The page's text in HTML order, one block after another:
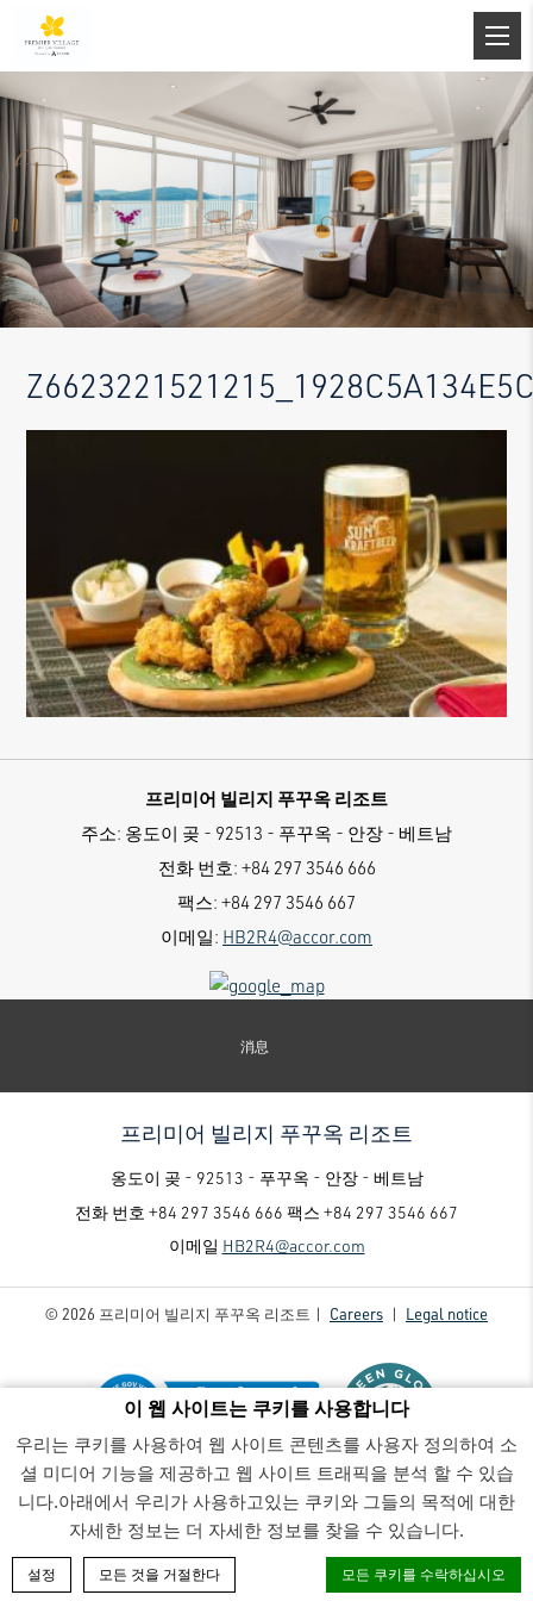
이 웹 사이트는 쿠키를 사용합니다
우리는 쿠키를 사용하여 웹 사이트 콘텐츠를 사용자 정의하여 소
셜 미디어 기능을 제공하고 웹 사이트 트래픽을 분석 할 수 있습
니다.아래에서 우리가 사용하고있는 쿠키와 그들의 목적에 대한
자세한 정보는 더 자세한 정보를 찾을 수 있습니다.
설정 모든 것을 거절한다 모든 쿠키를 수락하십시오
프리미어 빌리지 푸꾸옥 리조트
주소: 옹도이 곶 - 92513 - 푸꾸옥 - 안장 - 베트남
전화 번호: +84 297 3546 666
팩스: +84 297 3546 667
이메일: HB2R4@accor.com
消息
프리미어 빌리지 푸꾸옥 리조트
옹도이 곶 - 92513 - 푸꾸옥 - 안장 - 베트남
전화 번호 +84 297 3546 666 팩스 +84 297 3546 667
이메일 HB2R4@accor.com
© 2026 프리미어 빌리지 푸꾸옥 리조트 | Careers | Legal notice
프리미어 빌리지 푸꾸옥 리조트 - Luxury family-friendly resort
z6623221521215_1928c5a134e5cbcc0cf49c55b7b56176